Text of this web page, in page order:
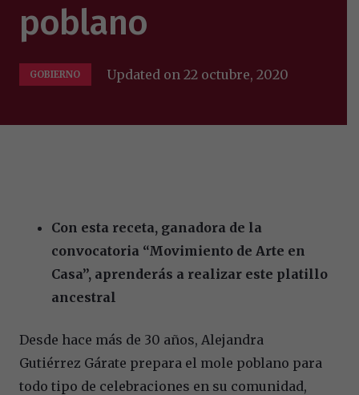
poblano
GOBIERNO Updated on22 octubre, 2020
Con esta receta, ganadora de la
convocatoria “Movimiento de Arte en
Casa”, aprenderás a realizar este platillo
ancestral
Desde hace más de 30 años, Alejandra
Gutiérrez Gárate prepara el mole poblano para
todo tipo de celebraciones en su comunidad,